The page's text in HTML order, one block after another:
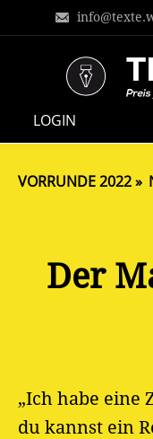
LOGIN
Der
„Ich habe eine
du kannst ein
VORRUNDE 2022